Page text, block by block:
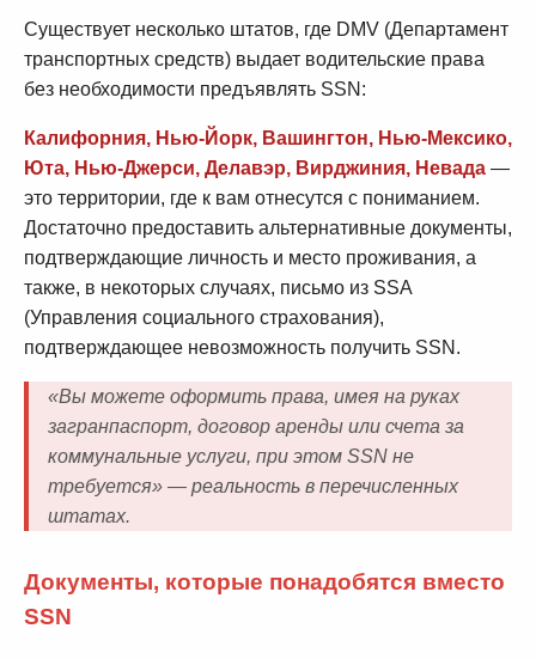
Существует несколько штатов, где DMV (Департамент
транспортных средств) выдает водительские права
без необходимости предъявлять SSN:
Калифорния, Нью-Йорк, Вашингтон, Нью-Мексико,
Юта, Нью-Джерси, Делавэр, Вирджиния, Невада —
это территории, где к вам отнесутся с пониманием.
Достаточно предоставить альтернативные документы,
подтверждающие личность и место проживания, а
также, в некоторых случаях, письмо из SSA
(Управления социального страхования),
подтверждающее невозможность получить SSN.
«Вы можете оформить права, имея на руках
загранпаспорт, договор аренды или счета за
коммунальные услуги, при этом SSN не
требуется» — реальность в перечисленных
штатах.
Документы, которые понадобятся вместо
SSN